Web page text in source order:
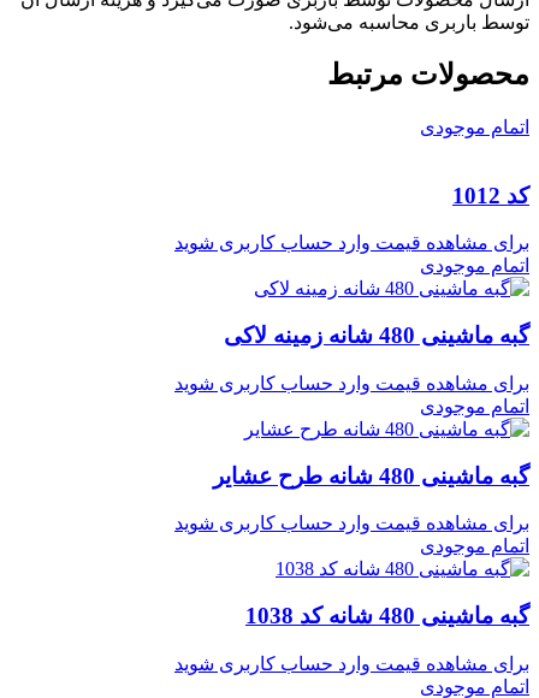
توسط باربری محاسبه می‌شود.
محصولات مرتبط
اتمام موجودی
کد 1012
برای مشاهده قیمت وارد حساب کاربری شوید
اتمام موجودی
گبه ماشینی 480 شانه زمینه لاکی
برای مشاهده قیمت وارد حساب کاربری شوید
اتمام موجودی
گبه ماشینی 480 شانه طرح عشایر
برای مشاهده قیمت وارد حساب کاربری شوید
اتمام موجودی
گبه ماشینی 480 شانه کد 1038
برای مشاهده قیمت وارد حساب کاربری شوید
اتمام موجودی